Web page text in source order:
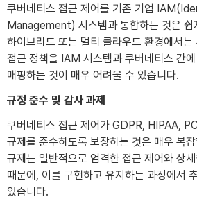
쿠버네티스 접근 제어를 기존 기업
Management) 시스템과 통합하는 것은 쉽
하이브리드 또는 멀티 클라우드 환경에서
접근 정책을 IAM 시스템과 쿠버네티스 간에
매핑하는 것이 매우 어려울 수 있습니다.
규정 준수 및 감사 과제
쿠버네티스 접근 제어가 GDPR, HIPAA,
규제를 준수하도록 보장하는 것은 매우 복
규제는 일반적으로 엄격한 접근 제어와 상
때문에, 이를 구현하고 유지하는 과정에서
있습니다.